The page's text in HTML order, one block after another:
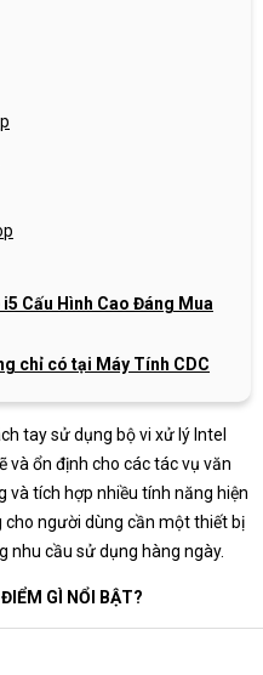
Cấu Hình Cao Đáng Mua
chỉ có tại Máy Tính CDC
tay sử dụng bộ vi xử lý Intel
và ổn định cho các tác vụ văn
và tích hợp nhiều tính năng hiện
người dùng cần một thiết bị
nhu cầu sử dụng hàng ngày.
GÌ NỔI BẬT?